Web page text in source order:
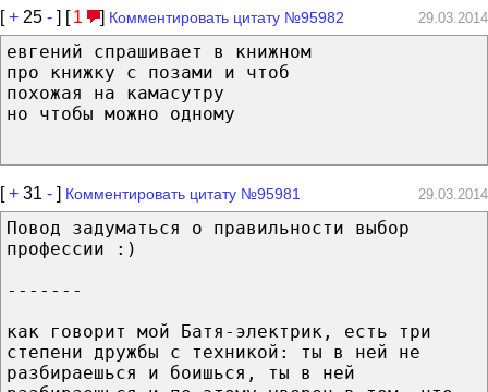
[+ 25 - ] [ 1 ] Комментировать цитату №95982 29.03.2014
евгений спрашивает в книжном
про книжку с позами и чтоб
похожая на камасутру
но чтобы можно одному
[+ 31 - ] Комментировать цитату №95981 29.03.2014
Повод задуматься о правильности выбор
профессии :)
-------
как говорит мой Батя-электрик, есть три
степени дружбы с техникой: ты в ней не
разбираешься и боишься, ты в ней